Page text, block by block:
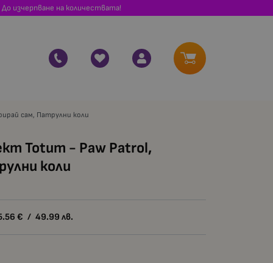
изчерпване на количествата!
сам, Патрулни коли
Totum - Paw Patrol,
коли
€ / 49.99 лв.